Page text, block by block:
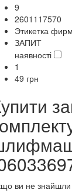
9
2601117570
Этикетка
ЗАПИТ
наявності
1
49 грн
ви не знайшли